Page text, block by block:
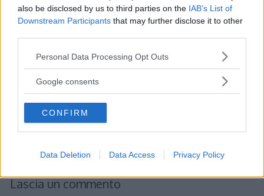
also be disclosed by us to third parties on the IAB’s List of
Downstream Participants that may further disclose it to other
Please note that this website/app uses one or more Google
not limited to your visit or usage behaviour. You may click to
use your data for below specified purposes in below Google
consent section.
Personal Data Processing Opt Outs
Google consents
CONFIRM
Data Deletion Data Access Privacy Policy
P\left(Z\leq -\frac{x^*-60}{7}\right) &=&
Consultando adesso latavola della distribuzione
normale, si può verificare che il valore di probabilità
0.7 corrisponde a \(z^*=-\frac{x^*-60}{7}=0.52\) da
cui si ricava \(x^*=56.36\).
Lascia un commento